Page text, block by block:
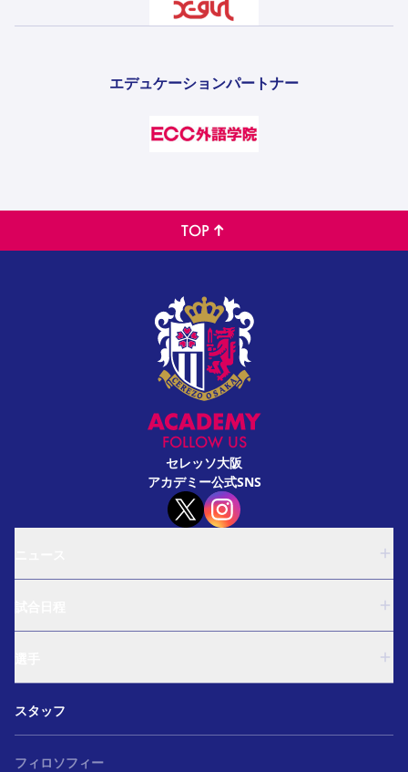
エデュケーションパートナー
TOP
FOLLOW US
セレッソ大阪
アカデミー公式SNS
ガールズU-15
和歌山U-15
ガールズU-15
U-18
和歌山U-15
スタッフ
フィロソフィー